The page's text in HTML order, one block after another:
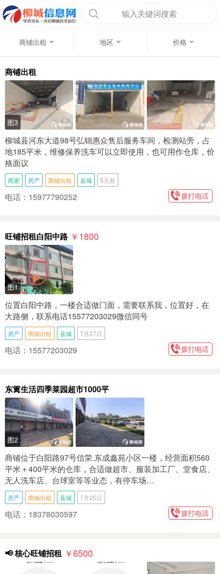
输入关键词搜索
商铺出租 地区 价格
商铺出租
图3
柳城县河东大道98号弘锦惠众售后服务车间，检测站旁，占
地185平米，维修保养洗车可以立即使用，也可用作仓库，价
格面议
商家 房产 商铺出租 县城 5天前
电话：15977790252 拨打电话
旺铺招租白阳中路 ￥1800
图1
位置白阳中路，一楼合适做门面，需要联系我，位置好，在
大路侧，联系电话15577203029微信同号
房产 商铺出租 县城 7月27日
电话：15577203029 拨打电话
东篱生活四季菜园超市1000平
图2
商铺位于白阳路97号信荣.东成鑫苑小区一楼，经营面积560
平米＋400平米的仓库，合适做超市、服装加工厂、堂食店、
无人洗车店、台球室等等业态，有停车场…
房产 商铺出租 县城 7月25日
电话：18378030597 拨打电话
📢 核心旺铺招租 ￥6500